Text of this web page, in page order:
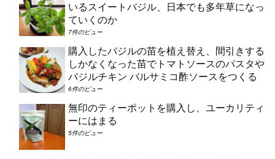
いるスイートバジル、日本でも多年草になっ
ていくのか
7件のビュー
購入したバジルの苗を植え替え、間引きする
しかなくなった苗でトマトソースのパスタや
バジルチキン バルサミコ酢ソースをつくる
6件のビュー
無印のティーポットを購入し、ユーカリティ
ーにはまる
5件のビュー